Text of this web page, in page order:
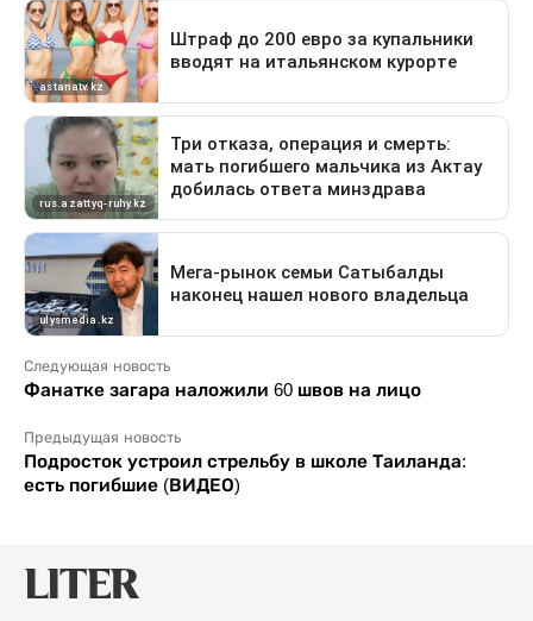
Следующая новость
Фанатке загара наложили 60 швов на лицо
Предыдущая новость
Подросток устроил стрельбу в школе Таиланда:
есть погибшие (ВИДЕО)